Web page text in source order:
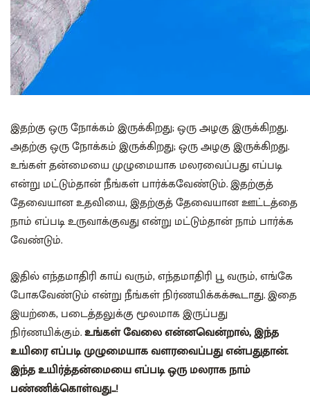
இதற்கு ஒரு நோக்கம் இருக்கிறது; ஒரு அழகு இருக்கிறது.
அதற்கு ஒரு நோக்கம் இருக்கிறது; ஒரு அழகு இருக்கிறது.
உங்கள் தன்மையை முழுமையாக மலரவைப்பது எப்படி
என்று மட்டும்தான் நீங்கள் பார்க்கவேண்டும். இதற்குத்
தேவையான உதவியை, இதற்குத் தேவையான ஊட்டத்தை
நாம் எப்படி உருவாக்குவது என்று மட்டும்தான் நாம் பார்க்க
வேண்டும்.
இதில் எந்தமாதிரி காய் வரும், எந்தமாதிரி பூ வரும், எங்கே
போகவேண்டும் என்று நீங்கள் நிர்ணயிக்கக்கூடாது. இதை
இயற்கை, படைத்தலுக்கு மூலமாக இருப்பது
நிர்ணயிக்கும்.உங்கள் வேலை என்னவென்றால், இந்த
உயிரை எப்படி முழுமையாக வளரவைப்பது என்பதுதான்.
இந்த உயிர்த்தன்மையை எப்படி ஒரு மலராக நாம்
பண்ணிக்கொள்வது...!